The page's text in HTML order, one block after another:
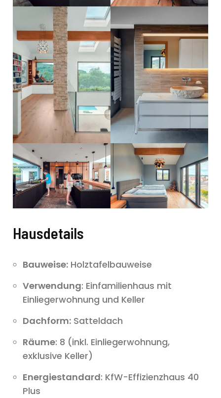
Hausdetails
Bauweise: Holztafelbauweise
Verwendung: Einfamilienhaus mit
Einliegerwohnung und Keller
Dachform: Satteldach
Räume: 8 (inkl. Einliegerwohnung,
exklusive Keller)
Energiestandard: KfW-Effizienzhaus 40
Plus